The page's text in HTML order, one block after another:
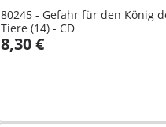
80245 - Gefahr für den König der
Tiere (14) - CD
8,30 €
In den Warenkorb